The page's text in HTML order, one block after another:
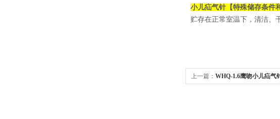
小儿疝气针 【特殊储存条件
贮存在正常室温下，清洁、
上一篇： WHQ-1.6鹰吻小儿疝气